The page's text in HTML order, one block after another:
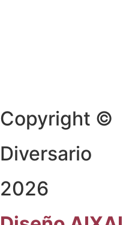
Copyright ©
Diversario
2026